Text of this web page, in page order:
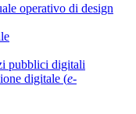
operativo di design
pubblici digitali
digitale (e-